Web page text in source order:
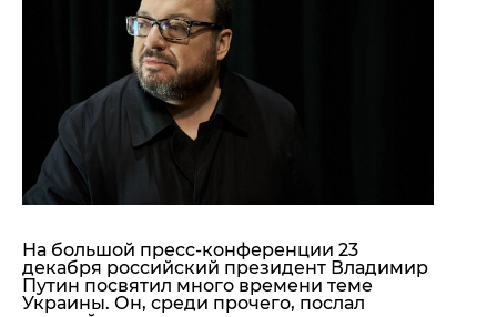
Армия Украины
Пресс-релизы
Пресс-релизы
Блоги
На большой пресс-конференции 23
декабря российский президент Владимир
Путин посвятил много времени теме
Украины. Он, среди прочего, послал